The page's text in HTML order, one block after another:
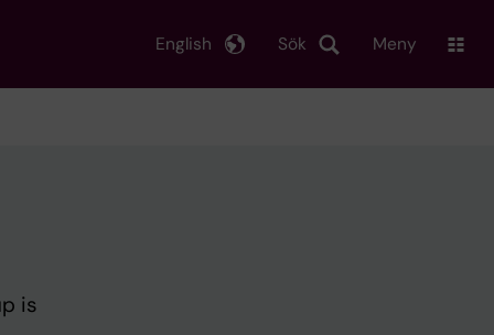
Sök
English Meny
is